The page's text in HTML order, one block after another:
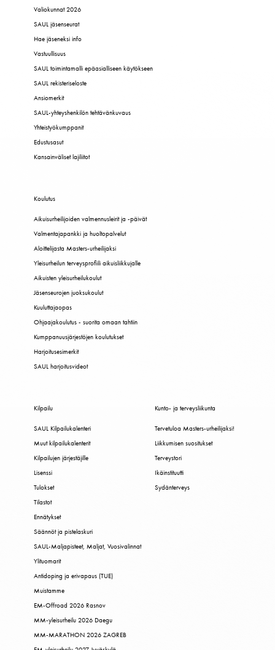
Valiokunnat 2026
SAUL jäsenseurat
Hae jäseneksi info
Vastuullisuus
SAUL toimintamalli epäasialliseen käytökseen
SAUL rekisteriseloste
Ansiomerkit
SAUL-yhteyshenkilön tehtävänkuvaus
Yhteistyökumppanit
Edustusasut
Kansainväliset lajiliitot
Koulutus
Aikuisurheilijoiden valmennusleirit ja -päivät
Valmentajapankki ja huoltopalvelut
Aloittelijasta Masters-urheilijaksi
Yleisurheilun terveysprofiili aikuisliikkujalle
Aikuisten yleisurheilukoulut
Jäsenseurojen juoksukoulut
Kuuluttajaopas
Ohjaajakoulutus - suorita omaan tahtiin
Kumppanuusjärjestöjen koulutukset
Harjoitusesimerkit
SAUL harjoitusvideot
Kilpailu
SAUL Kilpailukalenteri
Muut kilpailukalenterit
Kilpailujen järjestäjille
Lisenssi
Tulokset
Tilastot
Ennätykset
Säännöt ja pistelaskuri
SAUL-Maljapisteet, Maljat, Vuosivalinnat
Ylituomarit
Antidoping ja erivapaus (TUE)
Muistamme
EM-Offroad 2026 Rasnov
MM-yleisurheilu 2026 Daegu
MM-MARATHON 2026 ZAGREB
Kunto- ja terveysliikunta
Tervetuloa Masters-urheilijaksi!
Liikkumisen suositukset
Terveystori
Ikäinstituutti
Sydänterveys